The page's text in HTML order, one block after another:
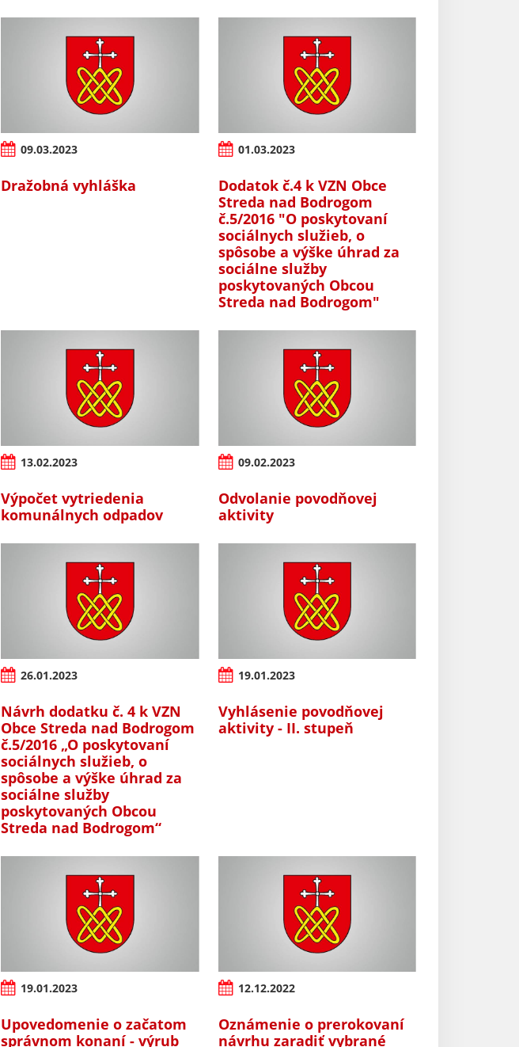
09.03.2023
Dražobná vyhláška
01.03.2023
Dodatok č.4 k VZN Obce
Streda nad Bodrogom
č.5/2016 "O poskytovaní
sociálnych služieb, o
spôsobe a výške úhrad za
sociálne služby
poskytovaných Obcou
Streda nad Bodrogom"
13.02.2023
Výpočet vytriedenia
komunálnych odpadov
09.02.2023
Odvolanie povodňovej
aktivity
26.01.2023
Návrh dodatku č. 4 k VZN
Obce Streda nad Bodrogom
č.5/2016 „O poskytovaní
sociálnych služieb, o
spôsobe a výške úhrad za
sociálne služby
poskytovaných Obcou
Streda nad Bodrogom“
19.01.2023
Vyhlásenie povodňovej
aktivity - II. stupeň
19.01.2023
Upovedomenie o začatom
správnom konaní - výrub
12.12.2022
Oznámenie o prerokovaní
návrhu zaradiť vybrané